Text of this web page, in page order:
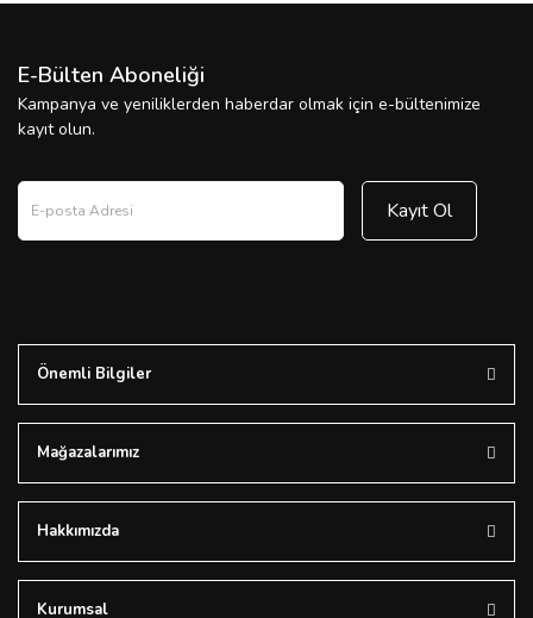
E-Bülten Aboneliği
Kampanya ve yeniliklerden haberdar olmak için e-bültenimize
kayıt olun.
Kayıt Ol
Önemli Bilgiler
Mağazalarımız
Hakkımızda
Kurumsal